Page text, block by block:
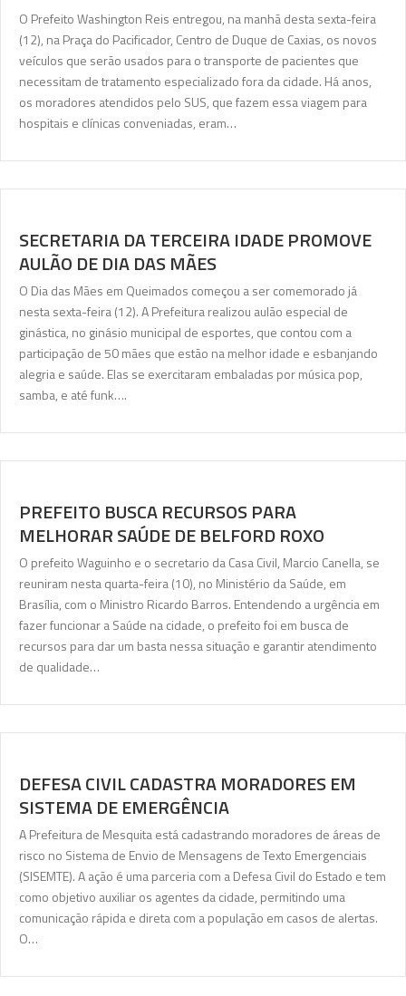
O Prefeito Washington Reis entregou, na manhã desta sexta-feira
(12), na Praça do Pacificador, Centro de Duque de Caxias, os novos
veículos que serão usados para o transporte de pacientes que
necessitam de tratamento especializado fora da cidade. Há anos,
os moradores atendidos pelo SUS, que fazem essa viagem para
hospitais e clínicas conveniadas, eram…
SECRETARIA DA TERCEIRA IDADE PROMOVE
AULÃO DE DIA DAS MÃES
O Dia das Mães em Queimados começou a ser comemorado já
nesta sexta-feira (12). A Prefeitura realizou aulão especial de
ginástica, no ginásio municipal de esportes, que contou com a
participação de 50 mães que estão na melhor idade e esbanjando
alegria e saúde. Elas se exercitaram embaladas por música pop,
samba, e até funk….
PREFEITO BUSCA RECURSOS PARA
MELHORAR SAÚDE DE BELFORD ROXO
O prefeito Waguinho e o secretario da Casa Civil, Marcio Canella, se
reuniram nesta quarta-feira (10), no Ministério da Saúde, em
Brasília, com o Ministro Ricardo Barros. Entendendo a urgência em
fazer funcionar a Saúde na cidade, o prefeito foi em busca de
recursos para dar um basta nessa situação e garantir atendimento
de qualidade…
DEFESA CIVIL CADASTRA MORADORES EM
SISTEMA DE EMERGÊNCIA
A Prefeitura de Mesquita está cadastrando moradores de áreas de
risco no Sistema de Envio de Mensagens de Texto Emergenciais
(SISEMTE). A ação é uma parceria com a Defesa Civil do Estado e tem
como objetivo auxiliar os agentes da cidade, permitindo uma
comunicação rápida e direta com a população em casos de alertas.
O…